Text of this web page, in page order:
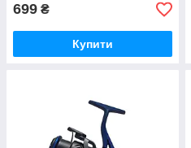
699 ₴
Купити